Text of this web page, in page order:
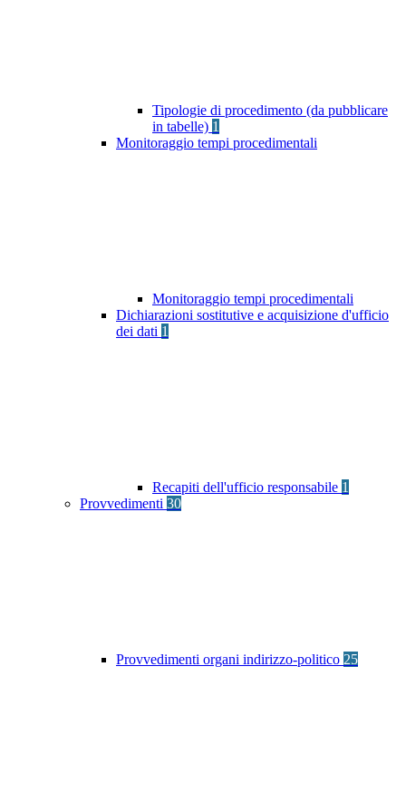
Tipologie di procedimento (da pubblicare
in tabelle) 1
Monitoraggio tempi procedimentali
Monitoraggio tempi procedimentali
Dichiarazioni sostitutive e acquisizione d'ufficio
dei dati 1
Recapiti dell'ufficio responsabile 1
Provvedimenti 30
Provvedimenti organi indirizzo-politico 25